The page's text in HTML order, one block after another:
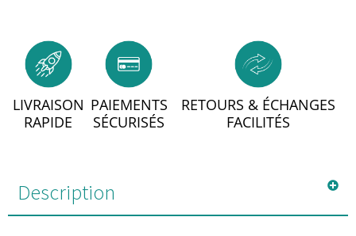
LIVRAISON
RAPIDE
PAIEMENTS
SÉCURISÉS
RETOURS & ÉCHANGES
FACILITÉS
Description